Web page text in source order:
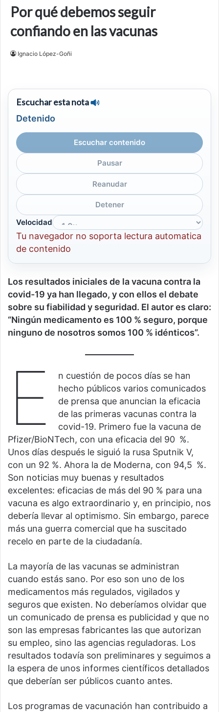
Por qué debemos seguir
confiando en las vacunas
Ignacio López-Goñi
Escuchar esta nota
Detenido
Escuchar contenido
Pausar
Reanudar
Detener
Velocidad
Tu navegador no soporta lectura automatica
de contenido
Los resultados iniciales de la vacuna contra la
covid-19 ya han llegado, y con ellos el debate
sobre su fiabilidad y seguridad. El autor es claro:
“Ningún medicamento es 100 % seguro, porque
ninguno de nosotros somos 100 % idénticos”.
E
n cuestión de pocos días se han
hecho públicos varios comunicados
de prensa que anuncian la eficacia
de las primeras vacunas contra la
covid-19. Primero fue la vacuna de
Pfizer/BioNTech, con una eficacia del 90 %.
Unos días después le siguió la rusa Sputnik V,
con un 92 %. Ahora la de Moderna, con 94,5 %.
Son noticias muy buenas y resultados
excelentes: eficacias de más del 90 % para una
vacuna es algo extraordinario y, en principio, nos
debería llevar al optimismo. Sin embargo, parece
más una guerra comercial que ha suscitado
recelo en parte de la ciudadanía.
La mayoría de las vacunas se administran
cuando estás sano. Por eso son uno de los
medicamentos más regulados, vigilados y
seguros que existen. No deberíamos olvidar que
un comunicado de prensa es publicidad y que no
son las empresas fabricantes las que autorizan
su empleo, sino las agencias reguladoras. Los
resultados todavía son preliminares y seguimos a
la espera de unos informes científicos detallados
que deberían ser públicos cuanto antes.
Los programas de vacunación han contribuido a